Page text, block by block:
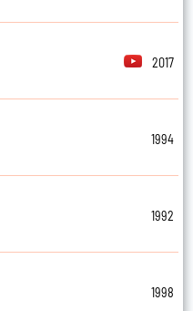
2017
1994
1992
1998